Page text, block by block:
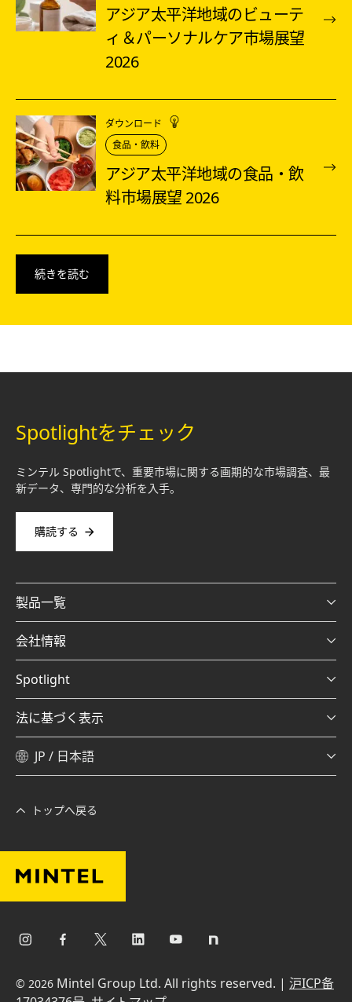
アジア太平洋地域のビューテ
ィ＆パーソナルケア市場展望
2026
ダウンロード
食品・飲料
アジア太平洋地域の食品・飲
料市場展望 2026
続きを読む
Spotlightをチェック
ミンテル Spotlightで、重要市場に関する画期的な市場調査、最
新データ、専門的な分析を入手。
購読する
製品一覧
会社情報
Spotlight
法に基づく表示
JP / 日本語
トップへ戻る
© 2026 Mintel Group Ltd. All rights reserved. | 沪ICP备